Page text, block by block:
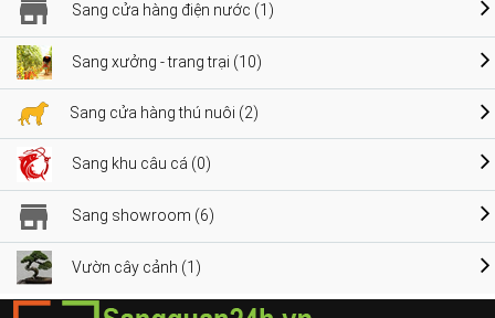
Sang cửa hàng điện nước (1)
Sang xưởng - trang trại (10)
Sang cửa hàng thú nuôi (2)
Sang khu câu cá (0)
Sang showroom (6)
Vườn cây cảnh (1)